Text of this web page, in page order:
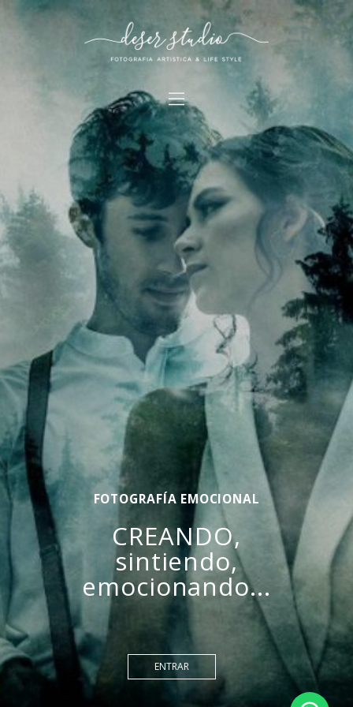
FOTOGRAFÍA EMOCIONAL
CREANDO,
sintiendo,
emocionando...
ENTRAR